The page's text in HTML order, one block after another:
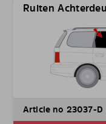
Ruiten
Article no 23037-D